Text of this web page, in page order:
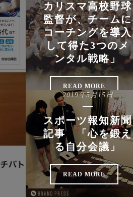
カリスマ高校野球
監督が、チームに
コーチングを導入
して得た3つのメ
ンタル戦略」
READ MORE
2019年5月15日
スポーツ報知新聞
記事 「心を鍛え
る自分会議」
READ MORE